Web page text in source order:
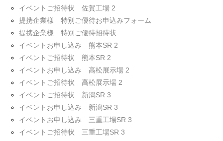
イベントご招待状 佐賀工場 2
提携企業様 特別ご優待お申込みフォーム
提携企業様 特別ご優待招待状
イベントお申し込み 熊本SR 2
イベントご招待状 熊本SR 2
イベントお申し込み 高松展示場 2
イベントご招待状 高松展示場 2
イベントご招待状 新潟SR 3
イベントお申し込み 新潟SR 3
イベントお申し込み 三重工場SR 3
イベントご招待状 三重工場SR 3